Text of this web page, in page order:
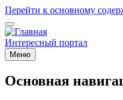
Перейти к основному
Интересный портал
Меню
Основная